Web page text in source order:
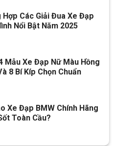
Hợp Các Giải Đua Xe Đạp
Nổi Bật Năm 2025
Mẫu Xe Đạp Nữ Màu Hồng
8 Bí Kíp Chọn Chuẩn
Xe Đạp BMW Chính Hãng
Toàn Cầu?